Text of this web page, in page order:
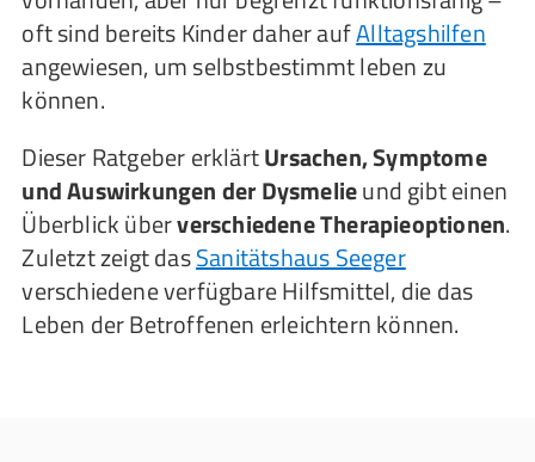
oft sind bereits Kinder daher aufAlltagshilfen
angewiesen, um selbstbestimmt leben zu
können.
Dieser Ratgeber erklärtUrsachen, Symptome
und Auswirkungen der Dysmelieund gibt einen
Überblick überverschiedene Therapieoptionen.
Zuletzt zeigt dasSanitätshaus Seeger
verschiedene verfügbare Hilfsmittel, die das
Leben der Betroffenen erleichtern können.